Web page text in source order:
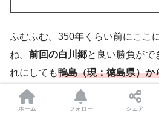
ふむふむ。350年くらい前にここ
ね。 前回の白川郷と良い勝負がで
れにしても鴨島（現：徳島県）か
で漂流した
というのも凄い話です
ホーム フォロー シェア